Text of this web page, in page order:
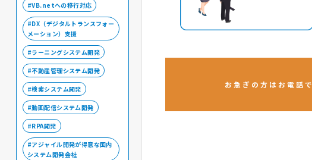
VB.netへの移行対応
DX（デジタルトランスフォー
メーション）支援
ラーニングシステム開発
不動産管理システム開発
検索システム開発
動画配信システム開発
RPA開発
アジャイル開発が得意な国内
システム開発会社
お急ぎの方はお電話で